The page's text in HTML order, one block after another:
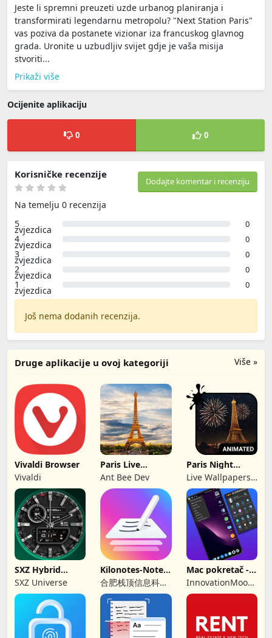
Jeste li spremni preuzeti uzde urbanog planiranja i
transformirati legendarnu metropolu? "Next Station Paris"
vas poziva da postanete vizionar iza francuskog glavnog
grada. Uronite u uzbudljiv svijet gdje je vaša misija
stvoriti...
Prikaži više
Ocijenite aplikaciju
0 0
Dodajte komentar i recenziju
Korisničke recenzije
Na temelju 0 recenzija
5
zvjezdica 0
4
zvjezdica 0
3
zvjezdica 0
2
zvjezdica 0
1
zvjezdica 0
Još nema dodanih recenzija.
Više »
Druge aplikacije u ovoj kategoriji
Vivaldi Browser
Vivaldi
Paris Live
Wallpaper
Ant Bee Dev
Paris Night
Wallpaper
Live Wallpapers
by Wave Studio
SXZ Hybrid
Nexus Brojčanik
SXZ Universe
Kilonotes-Notes
& Mark up PDF
合肥栈顶信息科技
有限公司
Mac pokretač -
Mac OS pokretač
InnovationMoods
: Computer